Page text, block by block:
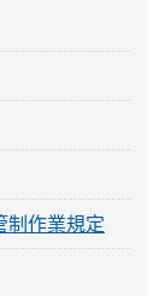
制作業規定